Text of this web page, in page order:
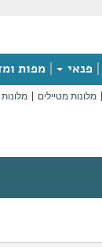
פנאי מפות
מלונות מטיילים